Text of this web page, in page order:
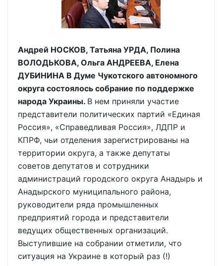
Андрей НОСКОВ, Татьяна УРДА, Полина
ВОЛОДЬКОВА, Ольга АНДРЕЕВА, Елена
ДУБИНИНА В Думе Чукотского автономного
округа состоялось собрание по поддержке
народа Украины. В нем приняли участие
представители политических партий «Единая
Россия», «Справедливая Россия», ЛДПР и
КПРФ, чьи отделения зарегистрированы на
территории округа, а также депутаты
cоветов депутатов и сотрудники
администраций городского округа Анадырь и
Анадырского муниципального района,
руководители ряда промышленных
предприятий города и представители
ведущих общественных организаций.
Выступившие на собрании отметили, что
ситуация на Украине в который раз (!)